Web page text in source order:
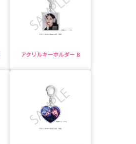
アクリルキーホルダー B